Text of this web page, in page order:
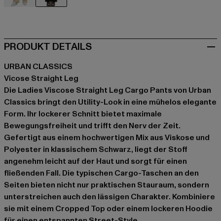
PRODUKT DETAILS
URBAN CLASSICS
Vicose Straight Leg
Die Ladies Viscose Straight Leg Cargo Pants von Urban
Classics bringt den Utility-Look in eine mühelos elegante
Form. Ihr lockerer Schnitt bietet maximale
Bewegungsfreiheit und trifft den Nerv der Zeit.
Gefertigt aus einem hochwertigen Mix aus Viskose und
Polyester in klassischem Schwarz, liegt der Stoff
angenehm leicht auf der Haut und sorgt für einen
fließenden Fall. Die typischen Cargo-Taschen an den
Seiten bieten nicht nur praktischen Stauraum, sondern
unterstreichen auch den lässigen Charakter. Kombiniere
sie mit einem Cropped Top oder einem lockeren Hoodie